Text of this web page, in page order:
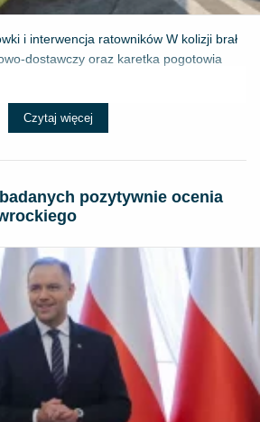
i interwencja ratowników W kolizji brał
dostawczy oraz karetka pogotowia
Czytaj więcej
pozytywnie ocenia